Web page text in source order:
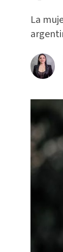
La